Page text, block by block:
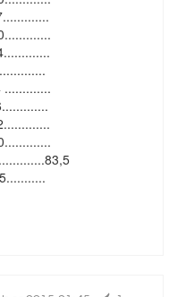
.............